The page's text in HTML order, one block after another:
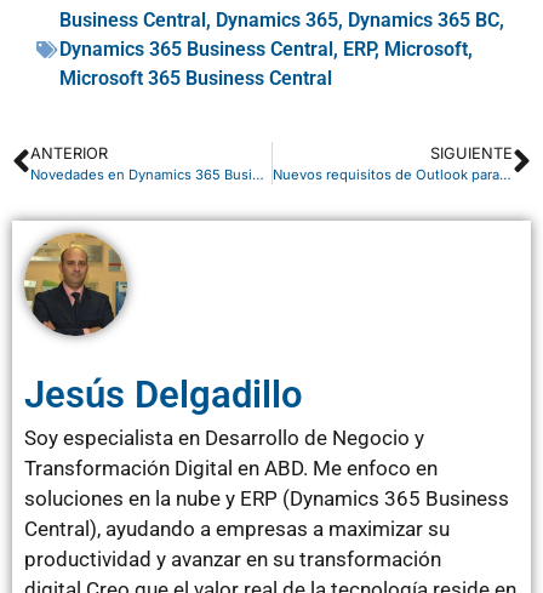
Business Central, Dynamics 365, Dynamics 365 BC,
Dynamics 365 Business Central, ERP, Microsoft,
Microsoft 365 Business Central
ANTERIOR
Novedades en Dynamics 365 Business Central 2025 Wave 1
SIGUIENTE
Nuevos requisitos de Outlook para remitentes de alto volumen
Jesús Delgadillo
Soy especialista en Desarrollo de Negocio y
Transformación Digital en ABD. Me enfoco en
soluciones en la nube y ERP (Dynamics 365 Business
Central), ayudando a empresas a maximizar su
productividad y avanzar en su transformación